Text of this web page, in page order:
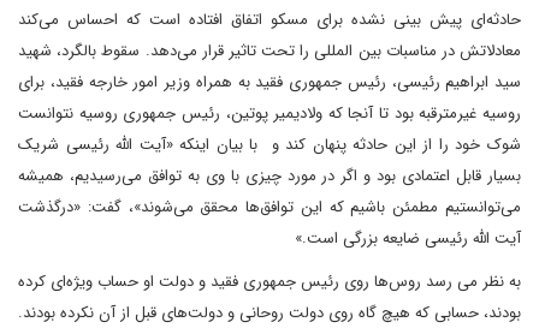
حادثه‌ای پیش بینی نشده برای مسکو اتفاق افتاده است که احساس می‌کند
معادلاتش در مناسبات بین المللی را تحت تاثیر قرار می‌دهد. سقوط بالگرد، شهید
سید ابراهیم رئیسی، رئیس جمهوری فقید به همراه وزیر امور خارجه فقید، برای
روسیه غیرمترقبه بود تا آنجا که ولادیمیر پوتین، رئیس جمهوری روسیه نتوانست
شوک خود را از این حادثه پنهان کند و با بیان اینکه «آیت الله رئیسی شریک
بسیار قابل اعتمادی بود و اگر در مورد چیزی با وی به توافق می‌رسیدیم، همیشه
می‌توانستیم مطمئن باشیم که این توافق‌ها محقق می‌شوند»، گفت: «درگذشت
آیت الله رئیسی ضایعه بزرگی است.»
به نظر می رسد روس‌ها روی رئیس جمهوری فقید و دولت او حساب ویژه‌ای کرده
بودند، حسابی که هیچ گاه روی دولت روحانی و دولت‌های قبل از آن نکرده بودند.